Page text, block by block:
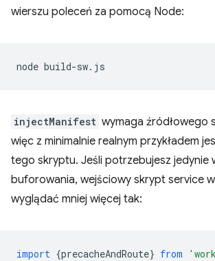
wierszu poleceń za pomocą Node:
node
injectManifest wymaga źródłowego
więc z minimalnie realnym przykładem
tego skryptu. Jeśli potrzebujesz jedynie
buforowania, wejściowy skrypt service
wyglądać mniej więcej tak:
import {precacheAndRoute} from